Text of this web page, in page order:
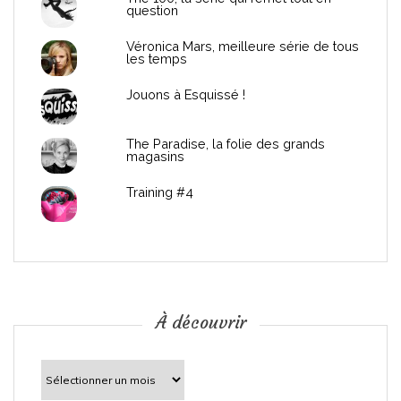
c
question
Véronica Mars, meilleure série de tous
les temps
Jouons à Esquissé !
The Paradise, la folie des grands
magasins
Training #4
À découvrir
découvrir